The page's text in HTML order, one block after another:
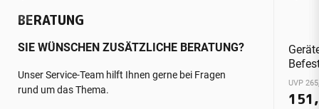
BERATUNG
SIE WÜNSCHEN ZUSÄTZLICHE BERATUNG?
Unser Service-Team hilft Ihnen gerne bei Fragen
rund um das Thema.
UVP